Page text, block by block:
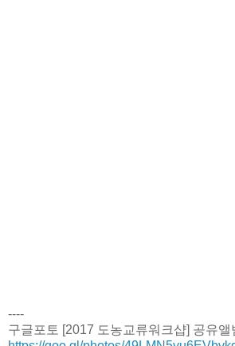
----
구글포토 [2017 도농교류워크샵] 공유앨